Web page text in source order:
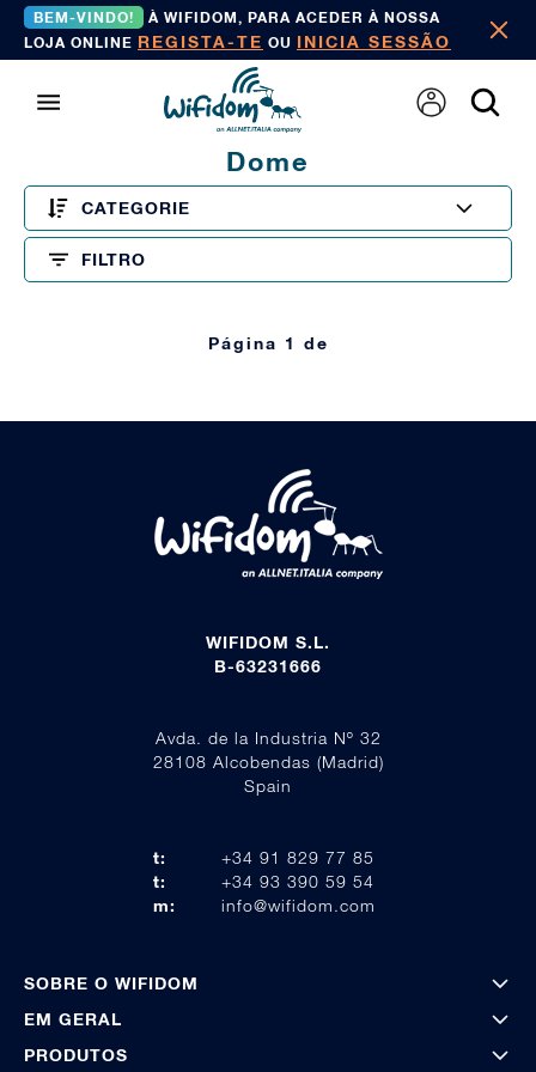
BEM-VINDO!
À WIFIDOM, PARA ACEDER À NOSSA
LOJA ONLINE REGISTA-TE OU INICIA SESSÃO
Dome
CATEGORIE
FILTRO
Página 1 de
WIFIDOM S.L.
B-63231666
Avda. de la Industria Nº 32
28108 Alcobendas (Madrid)
Spain
t:
+34 91 829 77 85
t:
+34 93 390 59 54
m:
info@wifidom.com
SOBRE O WIFIDOM
EM GERAL
PRODUTOS